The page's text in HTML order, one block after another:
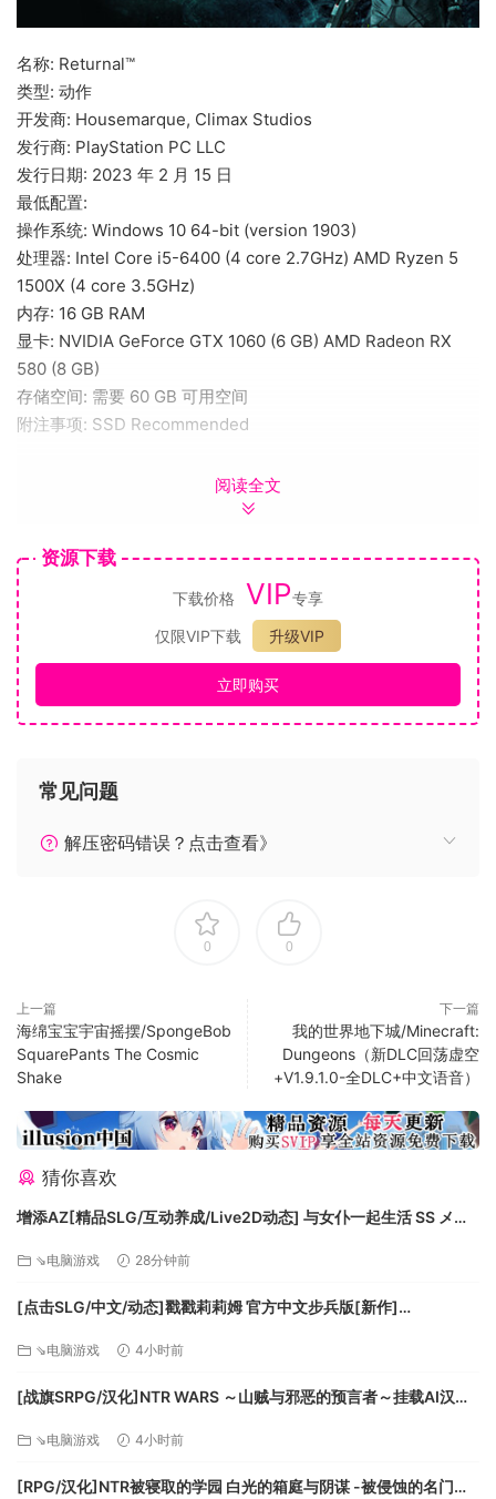
名称: Returnal™
类型: 动作
开发商: Housemarque, Climax Studios
发行商: PlayStation PC LLC
发行日期: 2023 年 2 月 15 日
最低配置:
操作系统: Windows 10 64-bit (version 1903)
处理器: Intel Core i5-6400 (4 core 2.7GHz) AMD Ryzen 5
1500X (4 core 3.5GHz)
内存: 16 GB RAM
显卡: NVIDIA GeForce GTX 1060 (6 GB) AMD Radeon RX
580 (8 GB)
存储空间: 需要 60 GB 可用空间
附注事项: SSD Recommended
Link your Steam account with your account for
PlayStation™Network and unlock two in-game outfits while
your accounts are linked:
ASTRA Model 14 Tactical Suit.
关于这款游戏
在这款获奖无数的第三人称射击游戏中穿越枪林弹雨，摆脱命
运轮回。游戏现已登陆 PC。玩家将在这款 roguelike 游戏中体
强收获一段难忘之旅，包括《Returnal™》的完整体验、“暂停
与游戏本体同步上线。
背景故事塞勒涅的飞船坠毁在了这颗诡谲多变的星球上。她必
她，为了生存拼尽全力。她被一次又一次地击倒，并一次又一
次地重头再来。在快节奏、高强度的游戏过程中，玩家将发
的轮回中发生改变。每次轮回都是一次全新的组合，迫使玩家
阅读全文
资源下载
下载价格 VIP专享
仅限VIP下载
升级VIP
立即购买
常见问题
解压密码错误？点击查看》
0 0
上一篇
海绵宝宝宇宙摇摆/SpongeBob
SquarePants The Cosmic
Shake
下一篇
我的世界地下城/Minecraft:
Dungeons（新DLC回荡虚空
+V1.9.1.0-全DLC+中文语音）
猜你喜欢
增添AZ[精品SLG/互动养成/Live2D动态] 与女仆一起生活 SS メイ
⇘电脑游戏 28分钟前
[点击SLG/中文/动态]戳戳莉莉姆 官方中文步兵版[新作]
⇘电脑游戏 4小时前
[战旗SRPG/汉化]NTR WARS ～山贼与邪恶的预言者～挂载AI汉化
⇘电脑游戏 4小时前
[RPG/汉化]NTR被寝取的学园 白光的箱庭与阴谋 -被侵蚀的名门女